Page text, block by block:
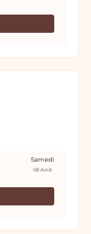
Samedi
08 Août